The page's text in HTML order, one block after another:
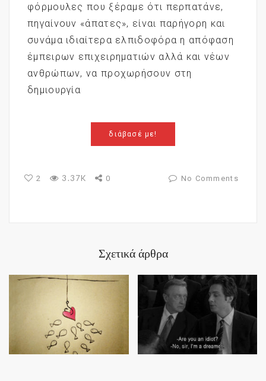
φόρμουλες που ξέραμε ότι περπατάνε,
πηγαίνουν «άπατες», είναι παρήγορη και
συνάμα ιδιαίτερα ελπιδοφόρα η απόφαση
έμπειρων επιχειρηματιών αλλά και νέων
ανθρώπων, να προχωρήσουν στη
δημιουργία
διάβασέ με!
2 3.37K 0 No Comments
Σχετικά άρθρα